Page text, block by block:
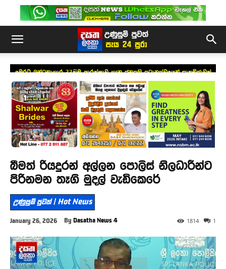
මෙරට බන්ධනාගාර 33හිම ආරක්ෂාව ගැන ජනපති ප්‍රධානත්වයෙන් සාකච්ඡාවක්
බීමත් රියදුරන් අල්ලන පොලිස් නිලධාරීන්ට
පිරිනමන තෑගි මුදල් වැඩිකෙරේ
උණුසුම් පුවත් | Hot News
January 26, 2026 By Dasatha News 4 1
1814